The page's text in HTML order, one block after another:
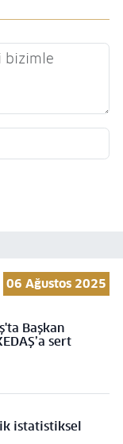
06 Ağustos 2025
Başkan
sert
istatistiksel